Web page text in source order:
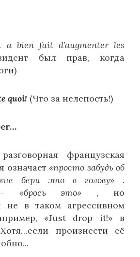
a bien fait d’augmenter les
был прав, когда
quoi! (Что за нелепость!)
французская
означает«просто забудь об
бери это в голову» .
– «брось это» , но
не в таком агрессивном
«Just drop it!» в
произнести её